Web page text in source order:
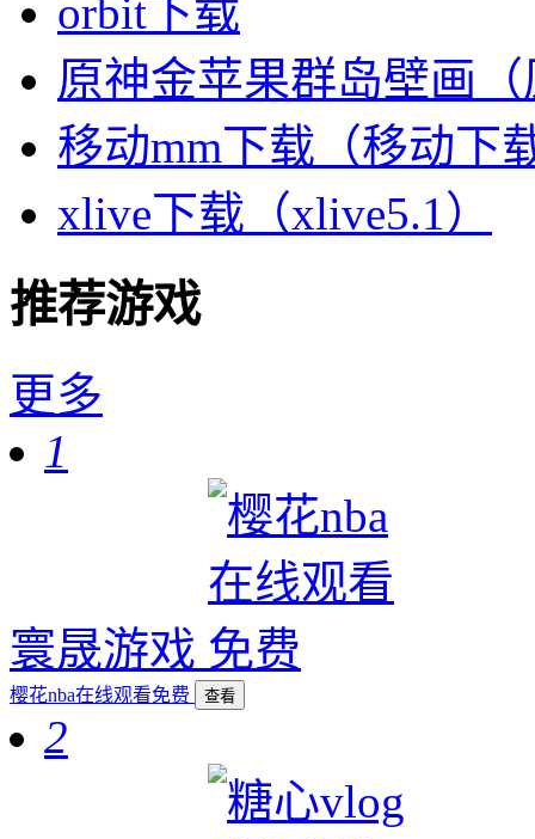
orbit下载
原神金苹果群岛壁画
移动mm下载（移动下
xlive下载（xlive5.1）
推荐游戏
更多
1
寰晟游戏
樱花nba在线观看免费 查看
2